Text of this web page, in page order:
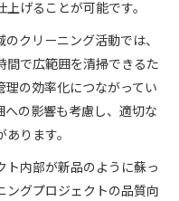
げることが可能です。
クリーニング活動では、
間で広範囲を清掃できるた
理の効率化につながってい
への影響も考慮し、適切な
ります。
ト内部が新品のように蘇っ
ングプロジェクトの品質向